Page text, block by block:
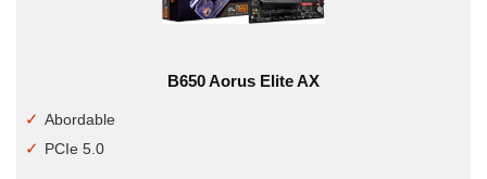
B650 Aorus Elite AX
Abordable
PCIe 5.0